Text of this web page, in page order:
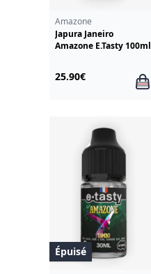
Amazone
Japura Janeiro
Amazone E.Tasty 100ml
25.90€
Épuisé